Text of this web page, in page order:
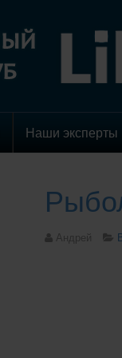
Наши эксперты
Андрей